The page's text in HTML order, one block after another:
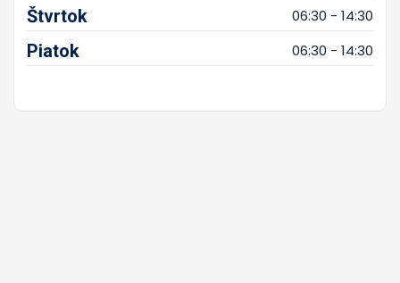
Štvrtok 06:30 - 14:30
Piatok 06:30 - 14:30